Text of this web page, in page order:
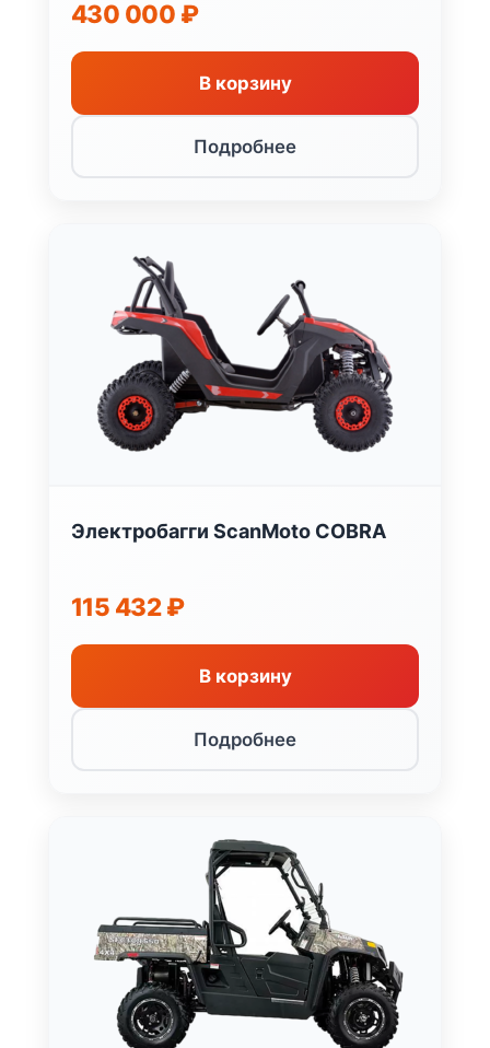
430 000 ₽
В корзину
Подробнее
Электробагги ScanMoto COBRA
115 432₽
В корзину
Подробнее